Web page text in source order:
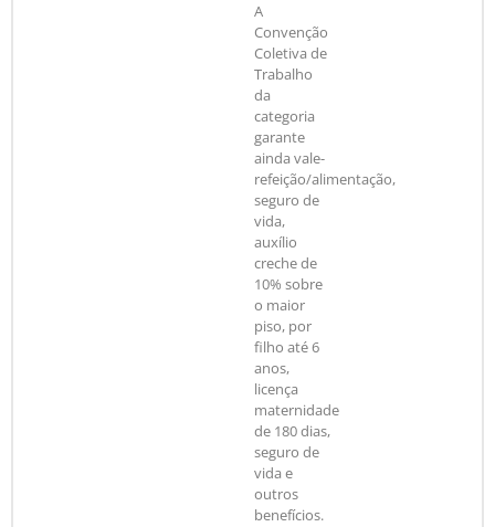
A
Convenção
Coletiva de
Trabalho
da
categoria
garante
ainda vale-
refeição/alimentação,
seguro de
vida,
auxílio
creche de
10% sobre
o maior
piso, por
filho até 6
anos,
licença
maternidade
de 180 dias,
seguro de
vida e
outros
benefícios.